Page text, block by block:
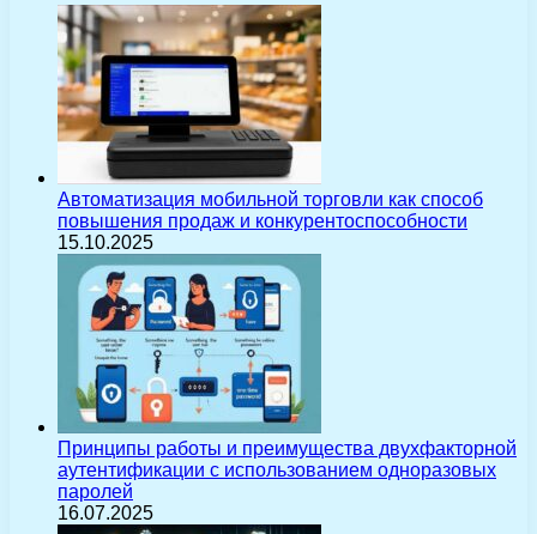
Автоматизация мобильной торговли как способ
повышения продаж и конкурентоспособности
15.10.2025
Принципы работы и преимущества двухфакторной
аутентификации с использованием одноразовых
паролей
16.07.2025